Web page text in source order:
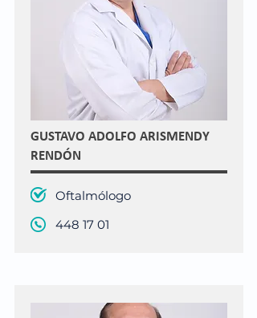
GUSTAVO ADOLFO ARISMENDY
RENDÓN
Oftalmólogo
448 17 01